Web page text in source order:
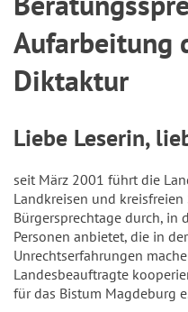
Aufarbeitung
Diktaktur
Liebe Leserin,
seit März 2001 führt die
Landkreisen und
Bürgersprechtage durch, in
Personen anbietet, die in
Unrechtserfahrungen
Landesbeauftragte
für das Bistum Magdeburg